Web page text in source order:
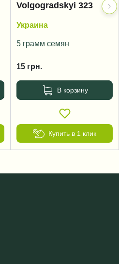
Volgogradskyi 323
Украина
5 грамм семян
15 грн.
В корзину
Купить в 1 клик